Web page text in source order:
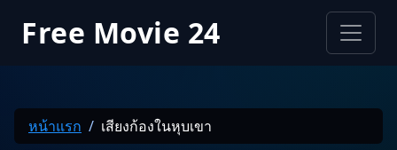
Free Movie 24
หน้าแรก เสียงก้องในหุบเขา